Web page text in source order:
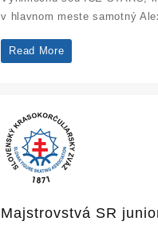
v hlavnom meste samotný
Krasokorčuliarsky
sa
nevie
dočkať
šou
Read More
Majstrovstvá SR